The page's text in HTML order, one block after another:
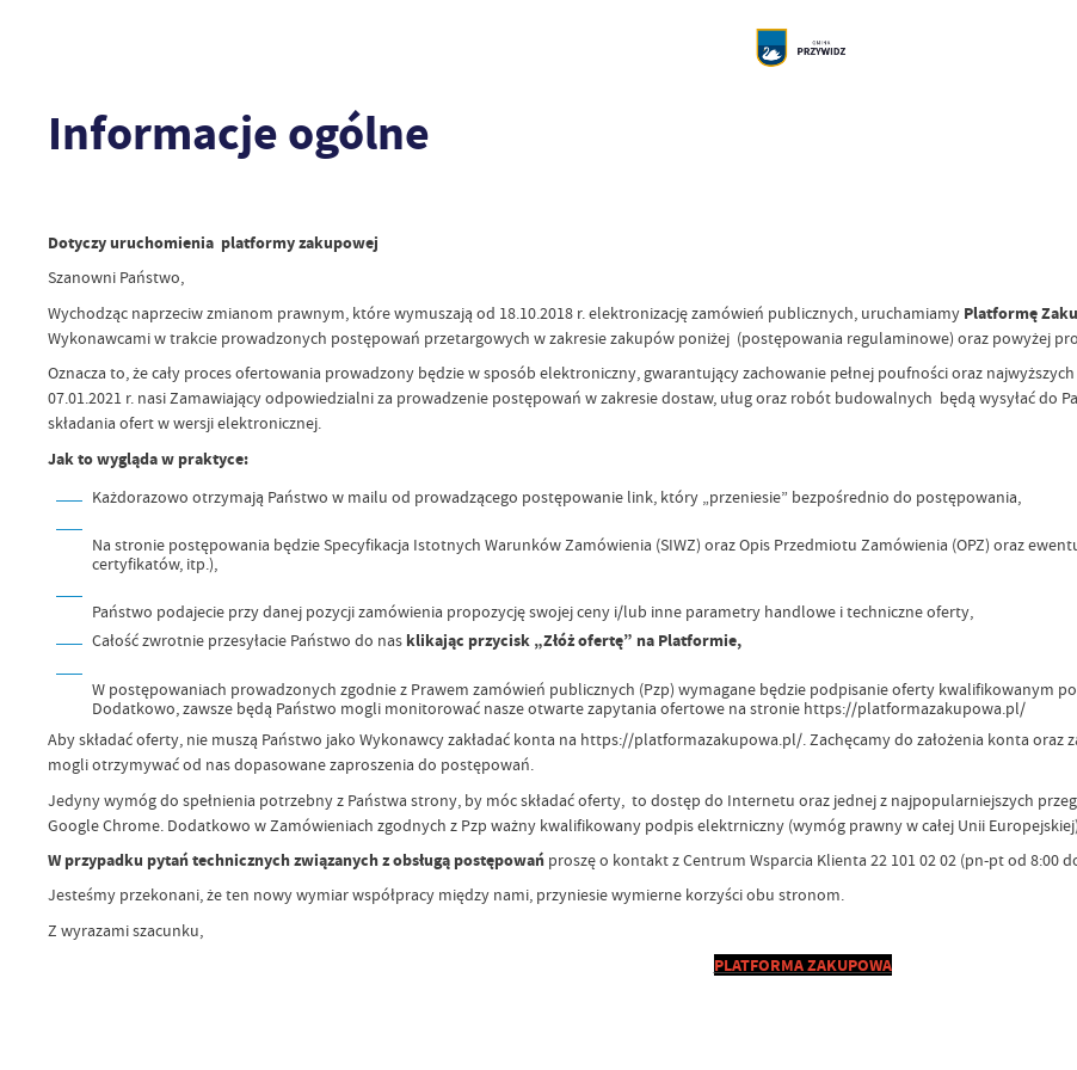
Informacje ogólne
Dotyczy uruchomienia platformy zakupowej
Szanowni Państwo,
Wychodząc naprzeciw zmianom prawnym, które wymuszają od 18.10.2018 r. elektronizację zamówień publicznych, uruchamiamy Platformę
Wykonawcami w trakcie prowadzonych postępowań przetargowych w zakresie zakupów poniżej (postępowania regulaminowe) oraz powyżej
Oznacza to, że cały proces ofertowania prowadzony będzie w sposób elektroniczny, gwarantujący zachowanie pełnej poufności oraz
07.01.2021 r. nasi Zamawiający odpowiedzialni za prowadzenie postępowań w zakresie dostaw, uług oraz robót budowalnych będą wysyłać
składania ofert w wersji elektronicznej.
Jak to wygląda w praktyce:
Każdorazowo otrzymają Państwo w mailu od prowadzącego postępowanie link, który „przeniesie” bezpośrednio do postępowania,
Na stronie postępowania będzie Specyfikacja Istotnych Warunków Zamówienia (SIWZ) oraz Opis Przedmiotu Zamówienia (OPZ) oraz
certyfikatów, itp.),
Państwo podajecie przy danej pozycji zamówienia propozycję swojej ceny i/lub inne parametry handlowe i techniczne oferty,
Całość zwrotnie przesyłacie Państwo do nas klikając przycisk „Złóż ofertę” na Platformie,
W postępowaniach prowadzonych zgodnie z Prawem zamówień publicznych (Pzp) wymagane będzie podpisanie oferty kwalifikowanym
Dodatkowo, zawsze będą Państwo mogli monitorować nasze otwarte zapytania ofertowe na stronie https://platformazakupowa.pl/
Aby składać oferty, nie muszą Państwo jako Wykonawcy zakładać konta na https://platformazakupowa.pl/. Zachęcamy do założenia konta oraz
mogli otrzymywać od nas dopasowane zaproszenia do postępowań.
Jedyny wymóg do spełnienia potrzebny z Państwa strony, by móc składać oferty, to dostęp do Internetu oraz jednej z najpopularniejszych
Google Chrome. Dodatkowo w Zamówieniach zgodnych z Pzp ważny kwalifikowany podpis elektrniczny (wymóg prawny w całej Unii Europejskiej).
W przypadku pytań technicznych związanych z obsługą postępowańproszę o kontakt z Centrum Wsparcia Klienta 22 101 02 02 (pn-pt od 8:00
Jesteśmy przekonani, że ten nowy wymiar współpracy między nami, przyniesie wymierne korzyści obu stronom.
Z wyrazami szacunku,
PLATFORMA ZAKUPOWA